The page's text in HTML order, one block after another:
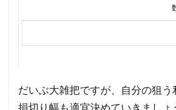
だいぶ大雑把ですが、自分の狙う
損切り幅も適宜決めていきましょ